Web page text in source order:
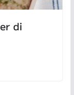
di